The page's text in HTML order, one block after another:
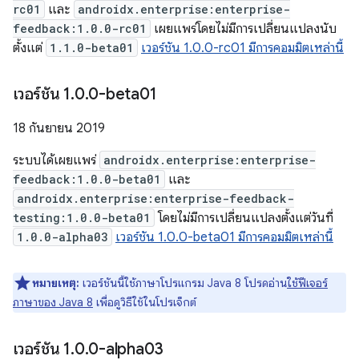
rc01
และ androidx.enterprise:enterprise-
feedback:1.0.0-rc01
เผยแพร่โดยไม่มีการเปลี่ยนแปลงนับ
ตั้งแต่ 1.1.0-beta01 เวอร์ชัน 1.0.0-rc01 มีการคอมมิตเหล่านี้
เวอร์ชัน 1.0.0-beta01
18 กันยายน 2019
ระบบได้เผยแพร่ androidx.enterprise:enterprise-
feedback:1.0.0-beta01
และ
androidx.enterprise:enterprise-feedback-
testing:1.0.0-beta01
โดยไม่มีการเปลี่ยนแปลงตั้งแต่วันที่
1.0.0-alpha03 เวอร์ชัน 1.0.0-beta01 มีการคอมมิตเหล่านี้
หมายเหตุ: เวอร์ชันนี้ใช้ภาษาโปรแกรม Java 8 โปรดอ่านใช้ฟีเจอร์
ภาษาของ Java 8 เพื่อดูวิธีใช้ในโปรเจ็กต์
เวอร์ชัน 1.0.0-alpha03